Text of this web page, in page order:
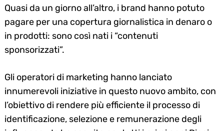
Quasi da un giorno all’altro, i brand hanno potuto
pagare per una copertura giornalistica in denaro o
in prodotti: sono così nati i “contenuti
sponsorizzati”.
Gli operatori di marketing hanno lanciato
innumerevoli iniziative in questo nuovo ambito, con
l’obiettivo di rendere più efficiente il processo di
identificazione, selezione e remunerazione degli